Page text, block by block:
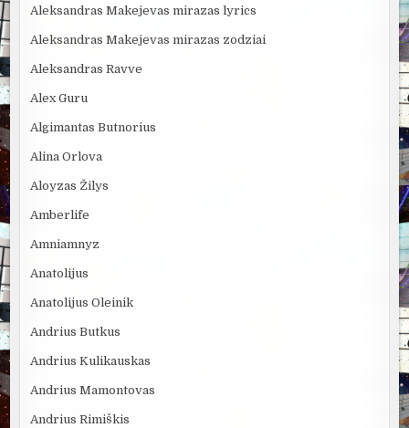
Aleksandras Makejevas mirazas lyrics
Aleksandras Makejevas mirazas zodziai
Aleksandras Ravve
Alex Guru
Algimantas Butnorius
Alina Orlova
Aloyzas Žilys
Amberlife
Amniamnyz
Anatolijus
Anatolijus Oleinik
Andrius Butkus
Andrius Kulikauskas
Andrius Mamontovas
Andrius Rimiškis